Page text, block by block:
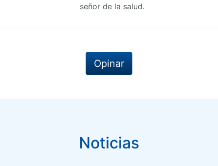
señor de la salud.
Opinar
Noticias